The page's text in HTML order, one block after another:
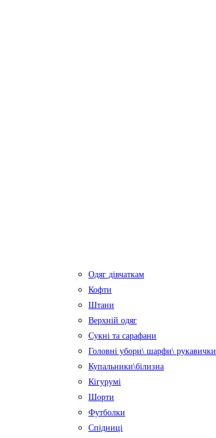
Одяг дівчаткам
Кофти
Штани
Верхній одяг
Сукні та сарафани
Головні убори\ шарфи\ рукавички
Купальники\білизна
Кігурумі
Шорти
Футболки
Спідниці